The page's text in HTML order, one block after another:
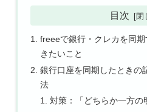
目次
freeeで銀行・クレカを同
きたいこと
銀行口座を同期したときの
法
対策：「どちらか一方の